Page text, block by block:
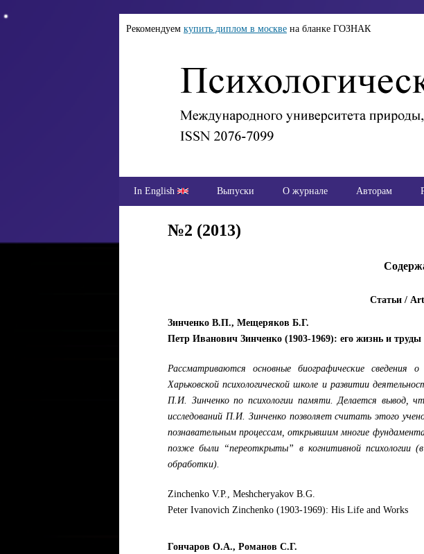
Рекомендуем купить диплом в москве на бланке ГОЗНАК
In English Выпуски О журнале Авторам
№2 (2013)
Статьи /
Зинченко В.П., Мещеряков Б.Г.
Петр Иванович Зинченко (1903-1969): его жизнь и труды
Рассматриваются основные биографические
Харьковской психологической школе и развитии
П.И. Зинченко по психологии памяти. Делается вывод,
исследований П.И. Зинченко позволяет считать этого
познавательным процессам, открывшим многие
позже были “переоткрыты” в когнитивной психологии
обработки).
Zinchenko V.P., Meshcheryakov B.G.
Peter Ivanovich Zinchenko (1903-1969): His Life and Works
Гончаров О.А., Романов С.Г.